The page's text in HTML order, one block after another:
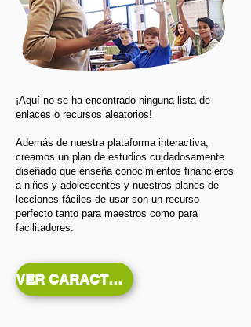
¡Aquí no se ha encontrado ninguna lista de
enlaces o recursos aleatorios!
Además de nuestra plataforma interactiva,
creamos un plan de estudios cuidadosamente
diseñado que enseña conocimientos financieros
a niños y adolescentes y nuestros planes de
lecciones fáciles de usar son un recurso
perfecto tanto para maestros como para
facilitadores.
VER CARACTERÍSTICAS